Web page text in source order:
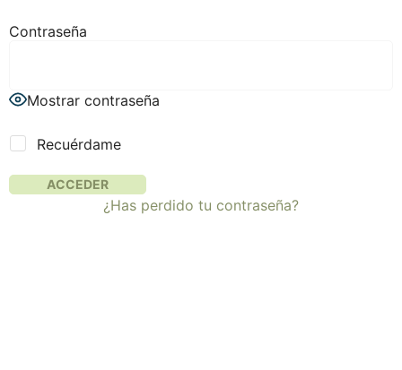
Contraseña
Mostrar contraseña
Recuérdame
¿Has perdido tu contraseña?